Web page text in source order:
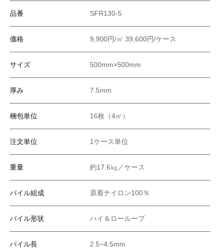
品番 SFR130-5
価格 9,900円/㎡ 39,600円/ケース
サイズ 500mm×500mm
厚み 7.5mm
梱包単位 16枚（4㎡）
注文単位 1ケース単位
重量 約17.6㎏／ケース
パイル組成 原着ナイロン100％
パイル形状 ハイ＆ローループ
パイル長 2.5~4.5mm